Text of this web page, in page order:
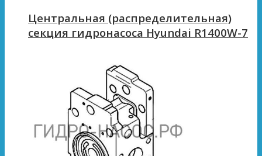
Центральная (распределительная)
секция гидронасоса Hyundai R1400W-7